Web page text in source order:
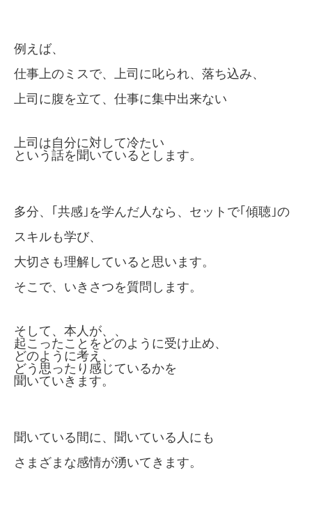
例えば、
仕事上のミスで、上司に叱られ、落ち込み、
上司に腹を立て、仕事に集中出来ない
上司は自分に対して冷たい
という話を聞いているとします。
多分、｢共感｣を学んだ人なら、セットで｢傾聴｣の
スキルも学び、
大切さも理解していると思います。
そこで、いきさつを質問します。
そして、本人が、、
起こったことをどのように受け止め、
どのように考え、
どう思ったり感じているかを
聞いていきます。
聞いている間に、聞いている人にも
さまざまな感情が湧いてきます。